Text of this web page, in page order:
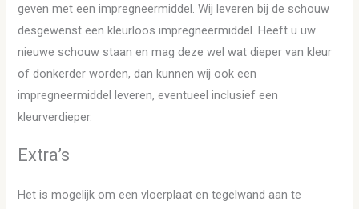
geven met een impregneermiddel. Wij leveren bij de schouw
desgewenst een kleurloos impregneermiddel. Heeft u uw
nieuwe schouw staan en mag deze wel wat dieper van kleur
of donkerder worden, dan kunnen wij ook een
impregneermiddel leveren, eventueel inclusief een
kleurverdieper.
Extra’s
Het is mogelijk om een vloerplaat en tegelwand aan te